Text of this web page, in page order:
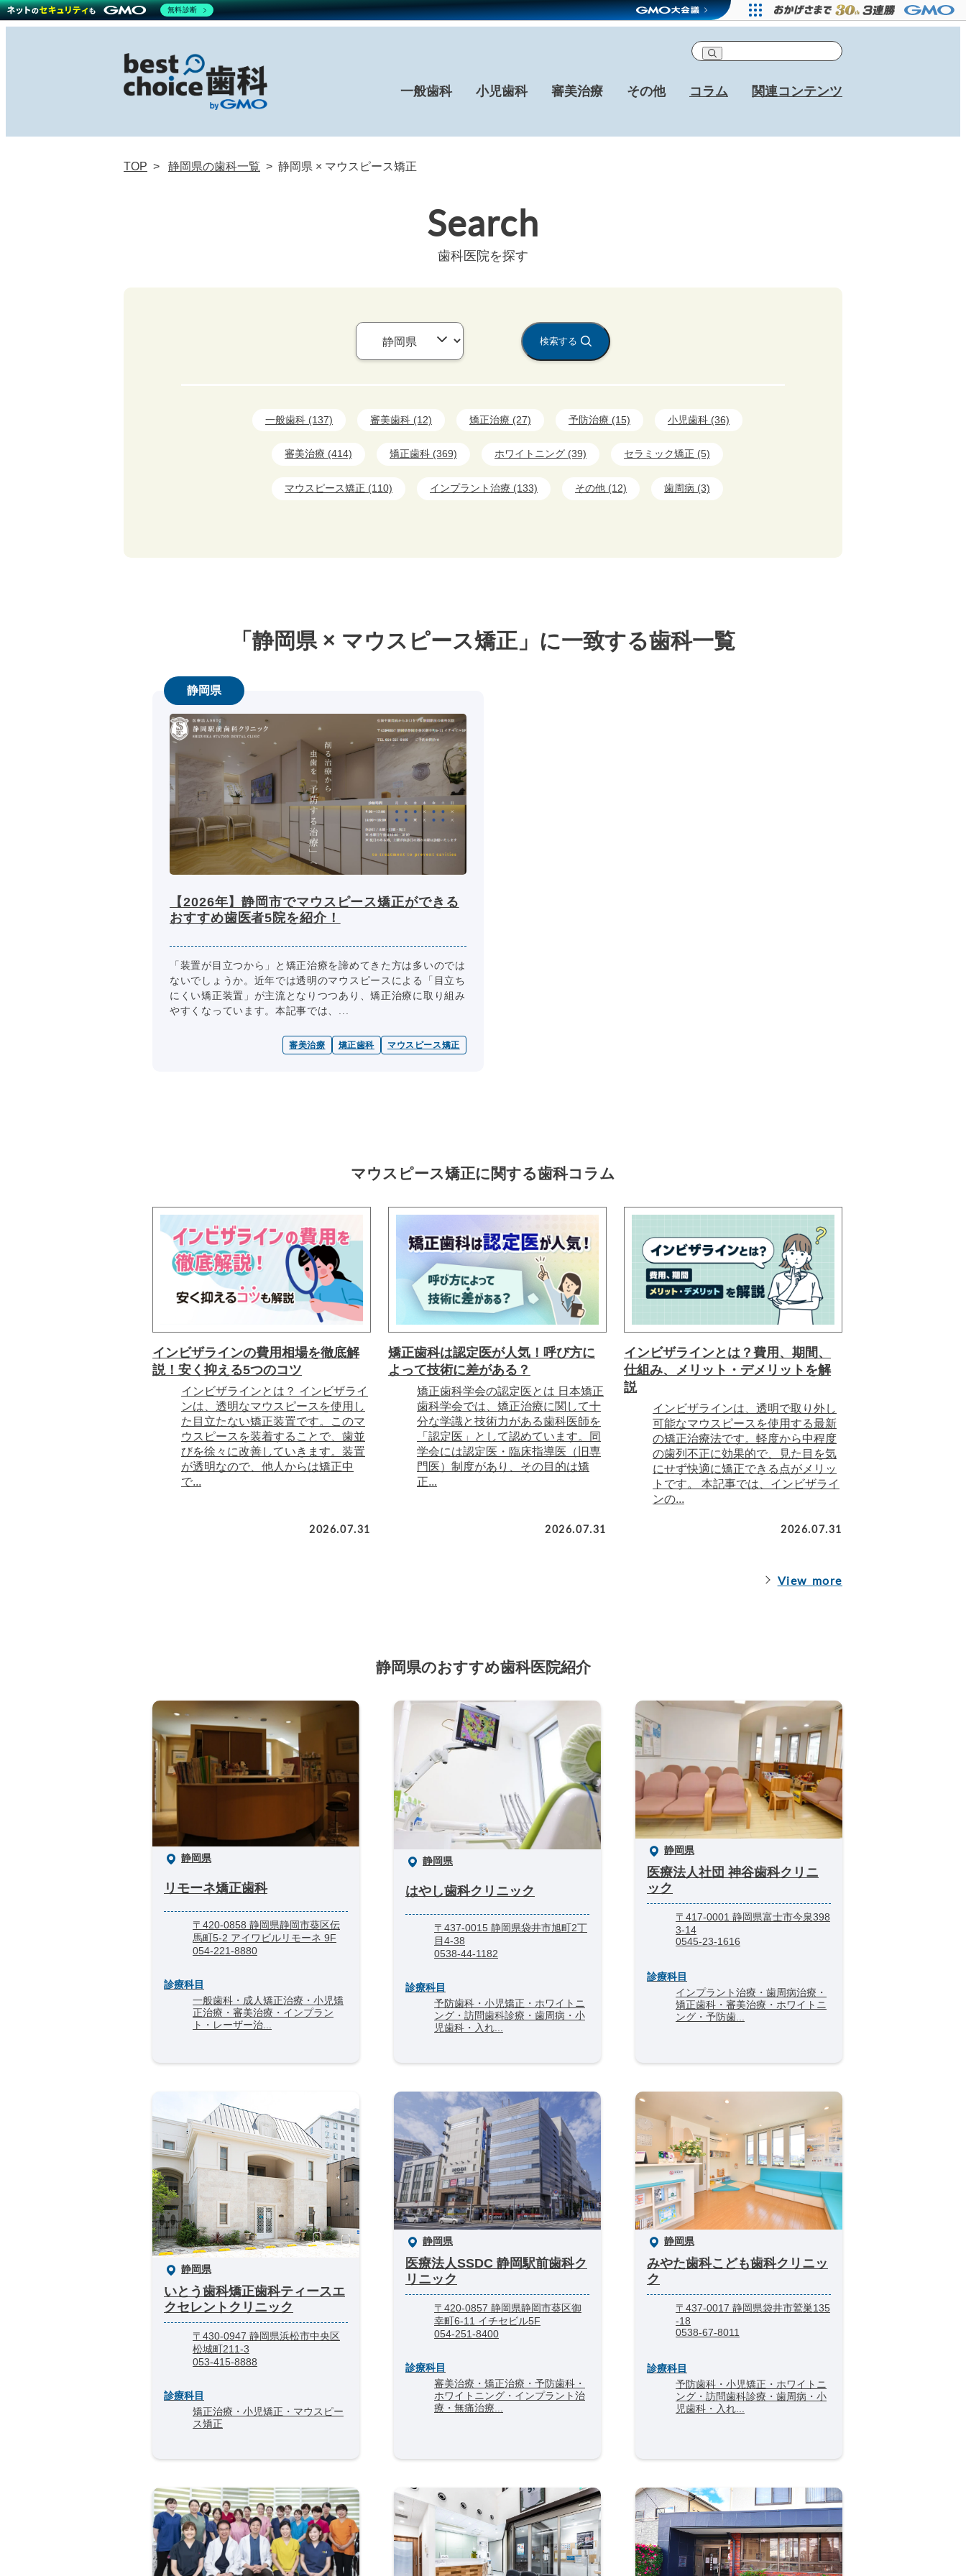
一般歯科 小児歯科 審美治療 その他 コラム 関連コンテンツ
TOP 静岡県の歯科一覧 静岡県 × マウスピース矯正
Search
歯科医院を探す
検索する
一般歯科 (137) 審美歯科 (12) 矯正治療 (27) 予防治療 (15) 小児歯科 (36)
審美治療 (414) 矯正歯科 (369) ホワイトニング (39) セラミック矯正 (5)
マウスピース矯正 (110) インプラント治療 (133) その他 (12) 歯周病 (3)
「静岡県 × マウスピース矯正」に一致する歯科一覧
静岡県
【2026年】静岡市でマウスピース矯正ができる
おすすめ歯医者5院を紹介！
「装置が目立つから」と矯正治療を諦めてきた方は多いのでは
ないでしょうか。近年では透明のマウスピースによる「目立ち
にくい矯正装置」が主流となりつつあり、矯正治療に取り組み
やすくなっています。本記事では、...
審美治療 矯正歯科 マウスピース矯正
マウスピース矯正に関する歯科コラム
インビザラインの費用相場を徹底解
説！安く抑える5つのコツ
インビザラインとは？ インビザライ
ンは、透明なマウスピースを使用し
た目立たない矯正装置です。このマ
ウスピースを装着することで、歯並
びを徐々に改善していきます。装置
が透明なので、他人からは矯正中
で...
2026.07.31
矯正歯科は認定医が人気！呼び方に
よって技術に差がある？
矯正歯科学会の認定医とは 日本矯正
歯科学会では、矯正治療に関して十
分な学識と技術力がある歯科医師を
「認定医」として認めています。同
学会には認定医・臨床指導医（旧専
門医）制度があり、その目的は矯
正...
2026.07.31
インビザラインとは？費用、期間、
仕組み、メリット・デメリットを解
説
インビザラインは、透明で取り外し
可能なマウスピースを使用する最新
の矯正治療法です。軽度から中程度
の歯列不正に効果的で、見た目を気
にせず快適に矯正できる点がメリッ
トです。 本記事では、インビザライ
ンの...
2026.07.31
View more
静岡県のおすすめ歯科医院紹介
静岡県
リモーネ矯正歯科
〒420-0858 静岡県静岡市葵区伝
馬町5-2 アイワビルリモーネ 9F
054-221-8880
診療科目
一般歯科・成人矯正治療・小児矯
正治療・審美治療・インプラン
ト・レーザー治...
静岡県
はやし歯科クリニック
〒437-0015 静岡県袋井市旭町2丁
目4-38
0538-44-1182
診療科目
予防歯科・小児矯正・ホワイトニ
ング・訪問歯科診療・歯周病・小
児歯科・入れ...
静岡県
医療法人社団 神谷歯科クリニ
ック
〒417-0001 静岡県富士市今泉398
3-14
0545-23-1616
診療科目
インプラント治療・歯周病治療・
矯正歯科・審美治療・ホワイトニ
ング・予防歯...
静岡県
いとう歯科矯正歯科ティースエ
クセレントクリニック
〒430-0947 静岡県浜松市中央区
松城町211-3
053-415-8888
診療科目
矯正治療・小児矯正・マウスピー
ス矯正
静岡県
医療法人SSDC 静岡駅前歯科ク
リニック
〒420-0857 静岡県静岡市葵区御
幸町6-11 イチセビル5F
054-251-8400
診療科目
審美治療・矯正治療・予防歯科・
ホワイトニング・インプラント治
療・無痛治療...
静岡県
みやた歯科こども歯科クリニッ
ク
〒437-0017 静岡県袋井市鷲巣135
-18
0538-67-8011
診療科目
予防歯科・小児矯正・ホワイトニ
ング・訪問歯科診療・歯周病・小
児歯科・入れ...
無料診断